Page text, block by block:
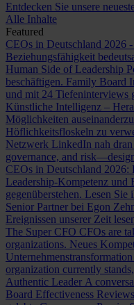
Entdecken Sie unsere
Alle Inhalte
Featured
CEOs in Deutschland 2026
Beziehungsfähigkeit
Human Side of Leadership
beschäftigen. Family Board
und mit 24 Tiefeninterviews
Künstliche Intelligenz –
Möglichkeiten
Höflichkeitsfloskeln zu
Netzwerk LinkedIn nah dran
governance, and
CEOs in Deutschland 2026:
Leadership-Kompetenz und
gegenüberstehen. Lesen Sie
Senior Partner bei Egon
Ereignissen unserer Zeit
The Super CFO CFOs are
organizations. Neues
organization currently
Authentic Leader A
Board Effectiveness